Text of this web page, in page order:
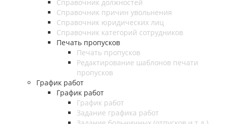
Справочник должностей
Справочник причин увольнения
Справочник юридических лиц
Справочник категорий сотрудников
Печать пропусков
Печать пропусков
Редактирование шаблонов печати
пропусков
График работ
График работ
График работ
Задание графика работ